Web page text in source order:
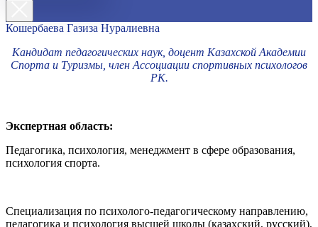
Кошербаева Газиза Нуралиевна
Кандидат педагогических наук, доцент Казахской Академии
Спорта и Туризмы, член Ассоциации спортивных психологов
РК.
Экспертная область:
Педагогика, психология, менеджмент в сфере образования,
психология спорта.
Специализация по психолого-педагогическому направлению,
педагогика и психология высшей школы (казахский, русский),